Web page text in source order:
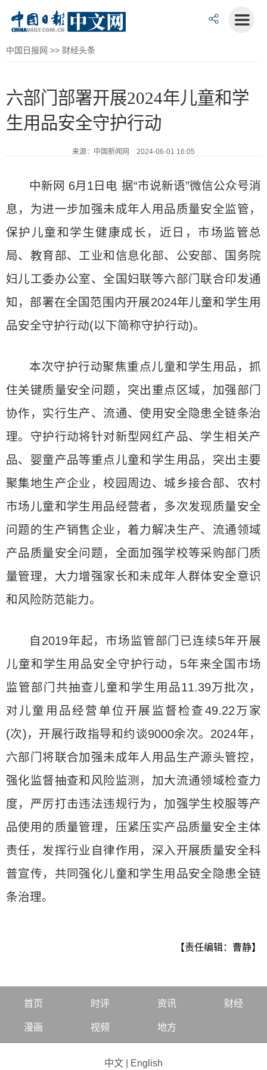
中国日报网 >> 财经头条
六部门部署开展2024年儿童和学
生用品安全守护行动
来源：中国新闻网 2024-06-01 16:05
中新网 6月1日电 据“市说新语”微信公众号消
息，为进一步加强未成年人用品质量安全监管，
保护儿童和学生健康成长，近日，市场监管总
局、教育部、工业和信息化部、公安部、国务院
妇儿工委办公室、全国妇联等六部门联合印发通
知，部署在全国范围内开展2024年儿童和学生用
品安全守护行动(以下简称守护行动)。
本次守护行动聚焦重点儿童和学生用品，抓
住关键质量安全问题，突出重点区域，加强部门
协作，实行生产、流通、使用安全隐患全链条治
理。守护行动将针对新型网红产品、学生相关产
品、婴童产品等重点儿童和学生用品，突出主要
聚集地生产企业，校园周边、城乡接合部、农村
市场儿童和学生用品经营者，多次发现质量安全
问题的生产销售企业，着力解决生产、流通领域
产品质量安全问题，全面加强学校等采购部门质
量管理，大力增强家长和未成年人群体安全意识
和风险防范能力。
自2019年起，市场监管部门已连续5年开展
儿童和学生用品安全守护行动，5年来全国市场
监管部门共抽查儿童和学生用品11.39万批次，
对儿童用品经营单位开展监督检查49.22万家
(次)，开展行政指导和约谈9000余次。2024年，
六部门将联合加强未成年人用品生产源头管控，
强化监督抽查和风险监测，加大流通领域检查力
度，严厉打击违法违规行为，加强学生校服等产
品使用的质量管理，压紧压实产品质量安全主体
责任，发挥行业自律作用，深入开展质量安全科
普宣传，共同强化儿童和学生用品安全隐患全链
条治理。
【责任编辑：曹静】
首页 时评 资讯 财经
漫画 视频 地方
中文 English